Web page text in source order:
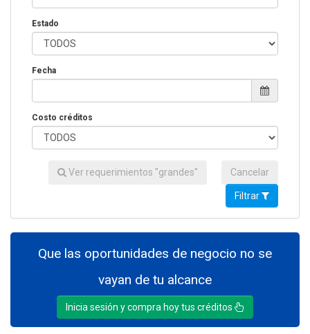
Estado
Fecha
Costo créditos
Ver requerimientos "grandes" Cancelar
Filtrar
Que las oportunidades de negocio no se
vayan de tu alcance
Inicia sesión y compra hoy tus créditos